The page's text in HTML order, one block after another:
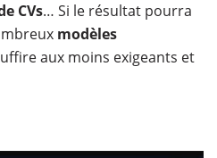
CVs… Si le résultat pourra
modèles
aux moins exigeants et